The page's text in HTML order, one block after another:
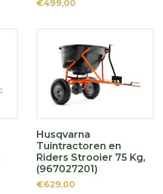
€499,00
Husqvarna
Tuintractoren en
Riders Strooier 75 Kg,
(967027201)
€629,00